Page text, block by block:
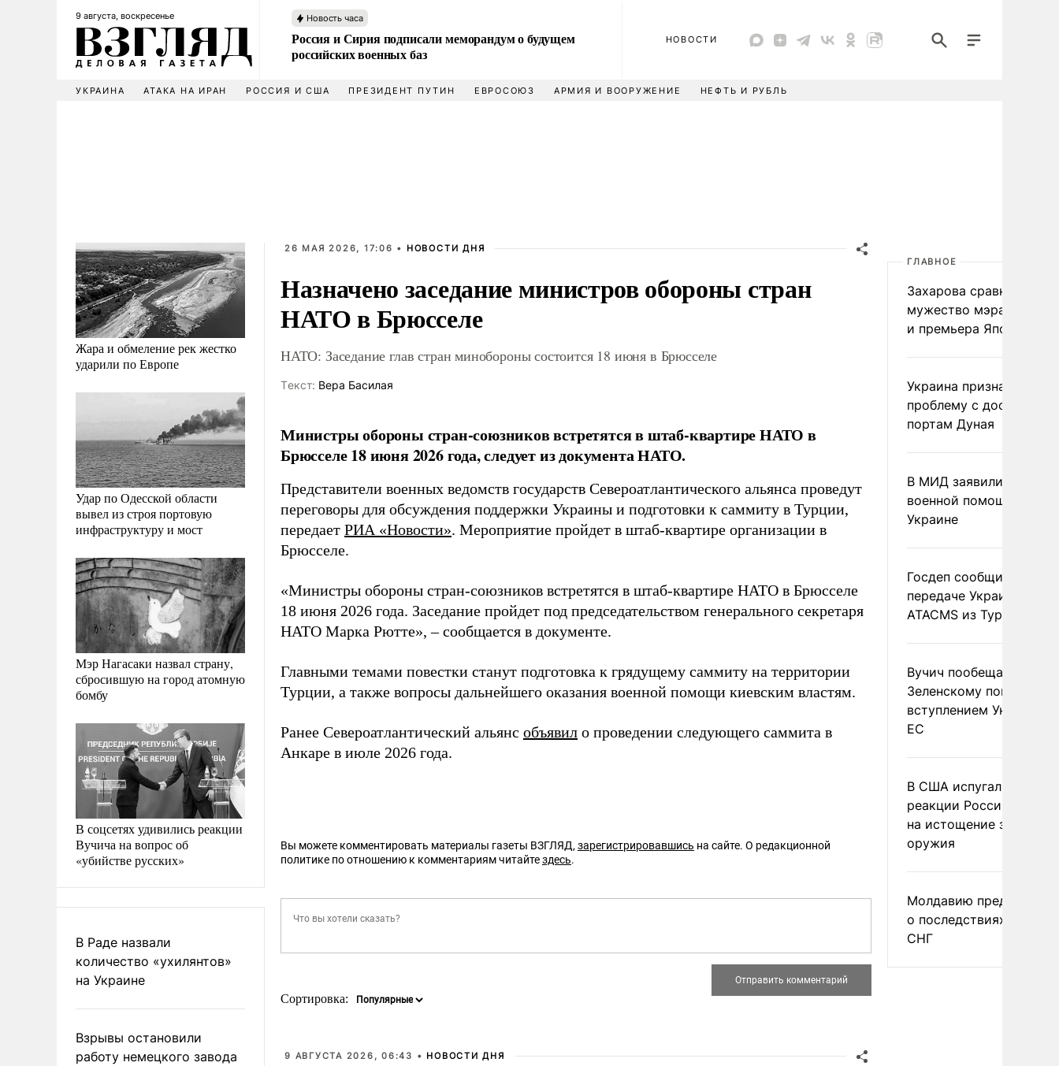
9 августа, воскресенье Новость часа
Россия и Сирия подписали меморандум о будущем
российских военных баз
НОВОСТИ
УКРАИНА АТАКА НА ИРАН РОССИЯ И США ПРЕЗИДЕНТ ПУТИН ЕВРОСОЮЗ АРМИЯ И ВООРУЖЕНИЕ НЕФТЬ И РУБЛЬ
Жара и обмеление рек жестко
ударили по Европе
Удар по Одесской области
вывел из строя портовую
инфраструктуру и мост
Мэр Нагасаки назвал страну,
сбросившую на город атомную
бомбу
В соцсетях удивились реакции
Вучича на вопрос об
«убийстве русских»
В Раде назвали
количество «ухилянтов»
на Украине
Взрывы остановили
работу немецкого завода
26 МАЯ 2026, 17:06 • НОВОСТИ ДНЯ
Назначено заседание министров обороны стран
НАТО в Брюсселе
НАТО: Заседание глав стран минобороны состоится 18 июня в Брюсселе
Tекст: Вера Басилая
Министры обороны стран-союзников встретятся в штаб-квартире НАТО в
Брюсселе 18 июня 2026 года, следует из документа НАТО.
Представители военных ведомств государств Североатлантического альянса проведут
переговоры для обсуждения поддержки Украины и подготовки к саммиту в Турции,
передает РИА «Новости». Мероприятие пройдет в штаб-квартире организации в
Брюсселе.
«Министры обороны стран-союзников встретятся в штаб-квартире НАТО в Брюсселе
18 июня 2026 года. Заседание пройдет под председательством генерального секретаря
НАТО Марка Рютте», – сообщается в документе.
Главными темами повестки станут подготовка к грядущему саммиту на территории
Турции, а также вопросы дальнейшего оказания военной помощи киевским властям.
Ранее Североатлантический альянс объявил о проведении следующего саммита в
Анкаре в июле 2026 года.
Вы можете комментировать материалы газеты ВЗГЛЯД, зарегистрировавшись на сайте. О редакционной
политике по отношению к комментариям читайтездесь.
Сортировка:
9 АВГУСТА 2026, 06:43 • НОВОСТИ ДНЯ
ГЛАВНОЕ
Захарова сравнила
мужество мэра
и премьера Японии
Украина признала
проблему с доступом к
портам Дуная
В МИД заявили о
военной помощи
Украине
Госдеп сообщил о
передаче Украине
ATACMS из Турции
Вучич пообещал
Зеленскому помочь со
вступлением Украины в
ЕС
В США испугались
реакции России и
на истощение запасов
оружия
Молдавию
о последствиях выхода
СНГ